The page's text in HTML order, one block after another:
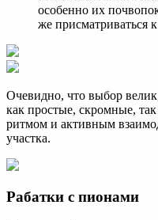
особенно их
же присматриваться
Очевидно, что выбор
как простые, скромные,
ритмом и активным
участка.
Рабатки с пионами